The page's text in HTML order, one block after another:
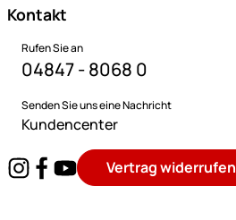
Kontakt
Rufen Sie an
04847 - 8068 0
Senden Sie uns eine Nachricht
Kundencenter
Vertrag widerrufen